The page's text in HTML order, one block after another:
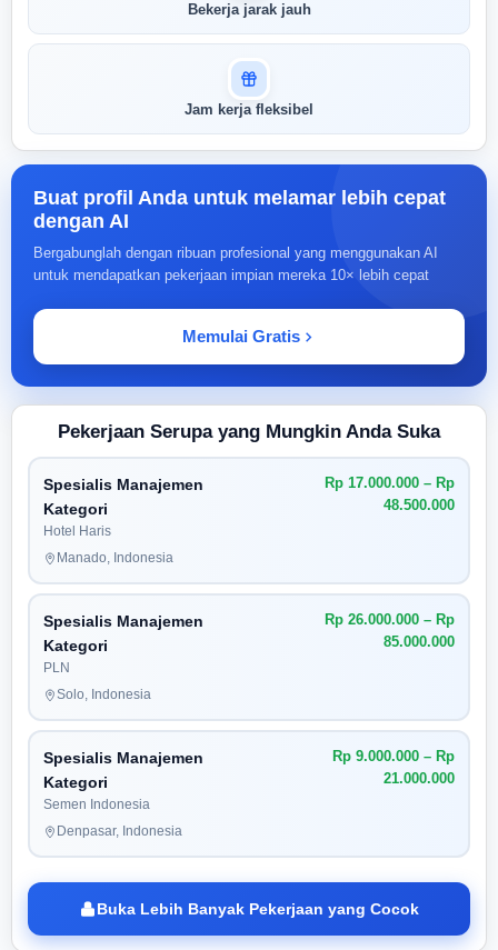
Bekerja jarak jauh
Jam kerja fleksibel
Buat profil Anda untuk melamar lebih cepat
dengan AI
Bergabunglah dengan ribuan profesional yang menggunakan AI
untuk mendapatkan pekerjaan impian mereka 10× lebih cepat
Memulai Gratis
Pekerjaan Serupa yang Mungkin Anda Suka
Spesialis Manajemen
Kategori
Hotel Haris
Rp 17.000.000 – Rp
48.500.000
Manado, Indonesia
Spesialis Manajemen
Kategori
PLN
Rp 26.000.000 – Rp
85.000.000
Solo, Indonesia
Spesialis Manajemen
Kategori
Semen Indonesia
Rp 9.000.000 – Rp
21.000.000
Denpasar, Indonesia
Buka Lebih Banyak Pekerjaan yang Cocok